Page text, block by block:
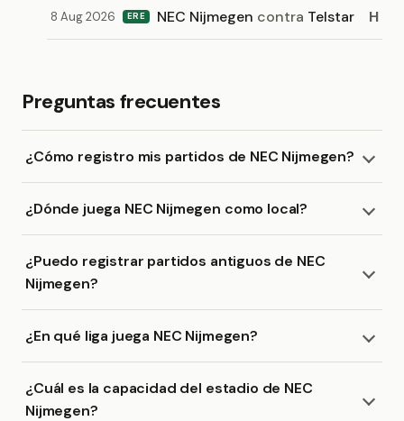
8 Aug 2026 ERE NEC Nijmegen contra Telstar H
Preguntas frecuentes
¿Cómo registro mis partidos de NEC Nijmegen?
¿Dónde juega NEC Nijmegen como local?
¿Puedo registrar partidos antiguos de NEC
Nijmegen?
¿En qué liga juega NEC Nijmegen?
¿Cuál es la capacidad del estadio de NEC
Nijmegen?